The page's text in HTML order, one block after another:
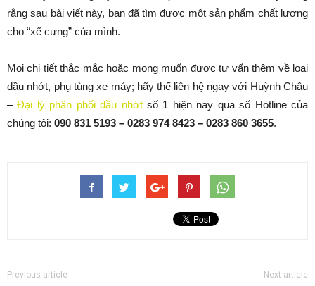
rằng sau bài viết này, bạn đã tìm được một sản phẩm chất lượng
cho “xế cưng” của mình.
Mọi chi tiết thắc mắc hoặc mong muốn được tư vấn thêm về loại
dầu nhớt, phụ tùng xe máy; hãy thể liên hệ ngay với Huỳnh Châu
–Đại lý phân phối dầu nhớtsố 1 hiện nay qua số Hotline của
chúng tôi: 090 831 5193 – 0283 974 8423 – 0283 860 3655.
Previous article Next article